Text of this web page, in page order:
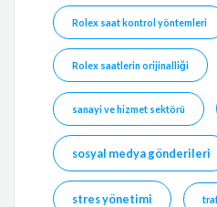
Rolex saat kontrol yöntemleri
Rolex saatlerin orijinalliği
sanayi ve hizmet sektörü
sosyal medya gönderileri
stres yönetimi